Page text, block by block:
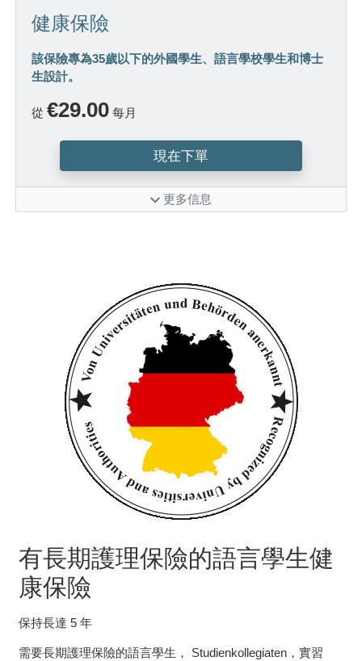
健康保險
該保險專為35歲以下的外國學生、語言學校學生和博士
生設計。
從 €29.00每月
現在下單
更多信息
有長期護理保險的語言學生健
康保險
保持長達 5 年
需要長期護理保險的語言學生， Studienkollegiaten，實習